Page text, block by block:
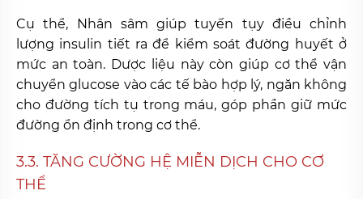
Cụ thể, Nhân sâm giúp tuyến tụy điều chỉnh
lượng insulin tiết ra để kiểm soát đường huyết ở
mức an toàn. Dược liệu này còn giúp cơ thể vận
chuyển glucose vào các tế bào hợp lý, ngăn không
cho đường tích tụ trong máu, góp phần giữ mức
đường ổn định trong cơ thể.
3.3. TĂNG CƯỜNG HỆ MIỄN DỊCH CHO CƠ
THỂ